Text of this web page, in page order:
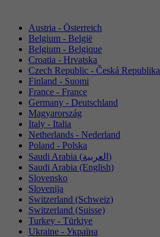
Austria - Österreich
Belgium - België
Belgium - Belgique
Croatia - Hrvatska
Czech Republic - Česká Republika
Finland - Suomi
France - France
Germany - Deutschland
Magyarország
Italy - Italia
Netherlands - Nederland
Poland - Polska
Saudi Arabia (العربية)
Saudi Arabia (English)
Slovensko
Slovenija
Switzerland (Schweiz)
Switzerland (Suisse)
Turkey - Türkiye
Ukraine - Україна